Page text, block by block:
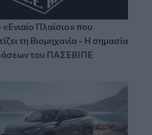
Πλαίσιο» που
τη Βιομηχανία - Η σημασία
του ΠΑΣΕΒΙΠΕ